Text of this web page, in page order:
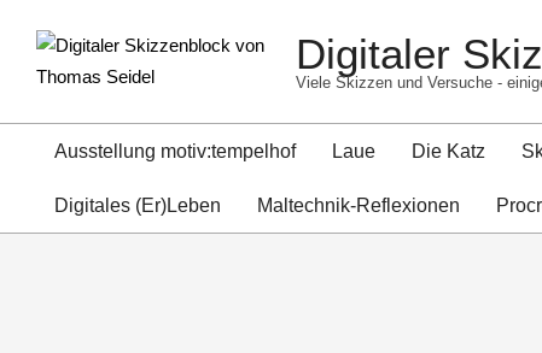
content
Digitaler
Viele Skizzen und Versuche -
Ausstellung motiv:tempelhof Laue Die Katz
Digitales (Er)Leben Maltechnik-Reflexionen